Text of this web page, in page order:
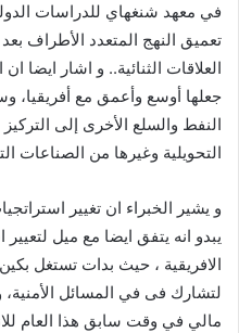
في معهد شنغهاي للدراسات
تعميق النهج المتعدد الأطراف
العلاقات الثنائية.. و اشار ايضا
جعلها أوسع وأعمق مع أفريقيا،
النفط والسلع الأخرى إلى
التحويلية وغيرها من الصناعات
و يشير الخبراء ان تغيير
يبدو انه يتفق ايضا مع ميل لتعيير
الافريقية ، حيث بدات تستغل
لتشارك فى في المسائل
مالي في وقت سابق هذا العام